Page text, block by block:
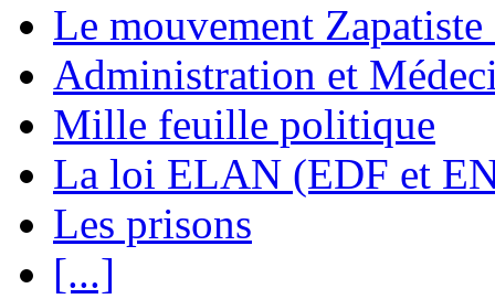
Le mouvement
Administration et
Mille feuille politique
La loi ELAN (EDF et
Les prisons
[...]